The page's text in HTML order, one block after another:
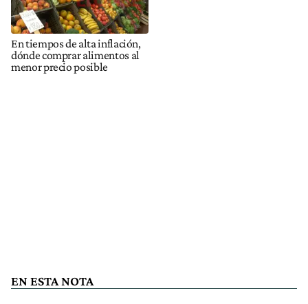
En tiempos de alta inflación,
dónde comprar alimentos al
menor precio posible
EN ESTA NOTA